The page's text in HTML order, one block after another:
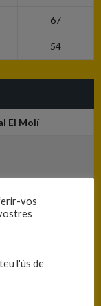
67
54
El Molí
vos
l'ús de